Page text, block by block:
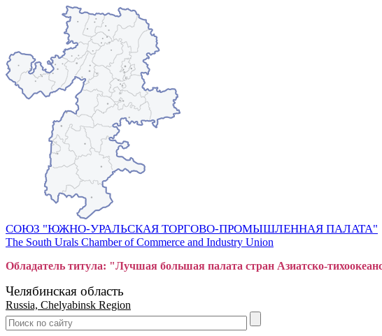
СОЮЗ "ЮЖНО-УРАЛЬСКАЯ ТОРГОВО-ПРОМЫШЛЕННАЯ ПАЛАТА"
The South Urals Chamber of Commerce and Industry Union
Обладатель титула: "Лучшая большая палата стран Азиатско-
Челябинская область
Russia, Chelyabinsk Region